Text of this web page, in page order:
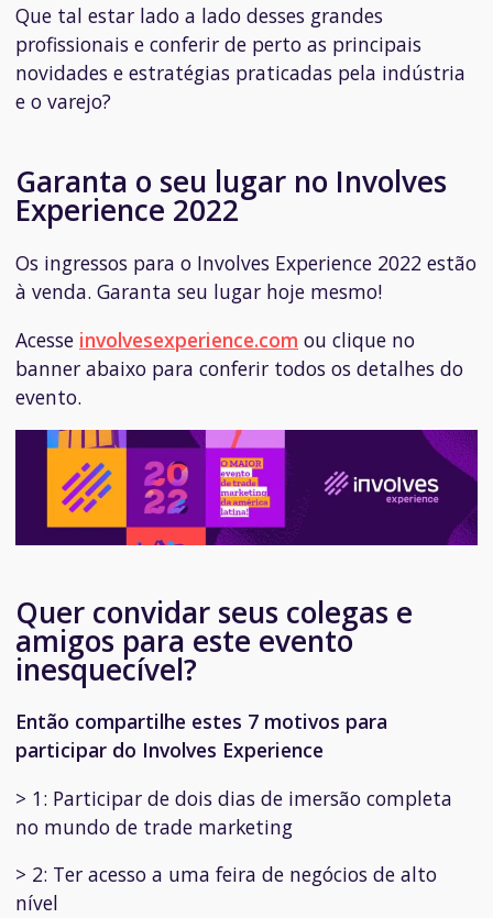
Que tal estar lado a lado desses grandes
profissionais e conferir de perto as principais
novidades e estratégias praticadas pela indústria
e o varejo?
Garanta o seu lugar no Involves
Experience 2022
Os ingressos para o Involves Experience 2022 estão
à venda. Garanta seu lugar hoje mesmo!
Acesse involvesexperience.com ou clique no
banner abaixo para conferir todos os detalhes do
evento.
Quer convidar seus colegas e
amigos para este evento
inesquecível?
Então compartilhe estes 7 motivos para
participar do Involves Experience
> 1: Participar de dois dias de imersão completa
no mundo de trade marketing
> 2: Ter acesso a uma feira de negócios de alto
nível